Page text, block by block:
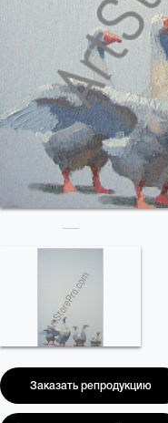
Заказать репродукцию